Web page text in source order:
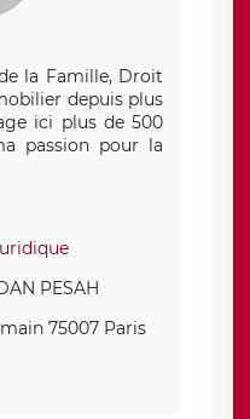
la Famille, Droit
depuis plus
ici plus de 500
passion pour la
PESAH
75007 Paris